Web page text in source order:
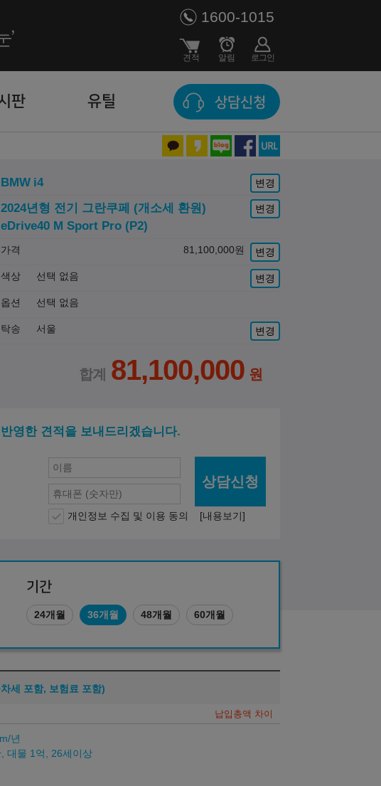
1600-1015
판 유틸 상담신청
BMW i4 변경
2024년형 전기 그란쿠페 (개소세 환원)
eDrive40 M Sport Pro (P2)
변경
가격 81,100,000원 변경
색상 선택 없음 변경
옵션 선택 없음
탁송 서울 변경
81,100,000
영한 견적을 보내드리겠습니다.
개인정보 수집 및 이용 동의 [내용보기]
상담신청
기간
24개월 36개월 48개월 60개월
세 포함, 보험료 포함)
납입총액 차이
년
대물 1억, 26세이상